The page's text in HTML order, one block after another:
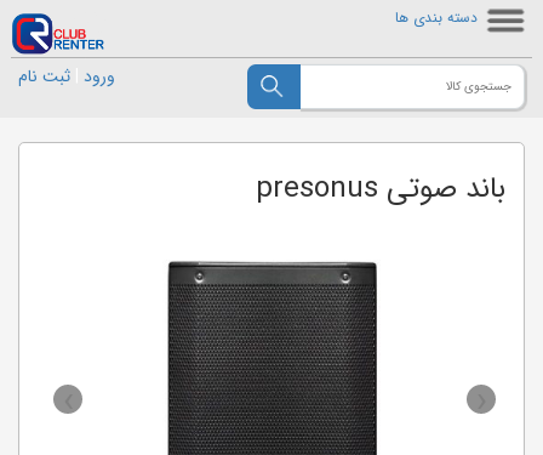
دسته بندی ها
ورود ثبت نام
باند صوتی presonus
‹
›